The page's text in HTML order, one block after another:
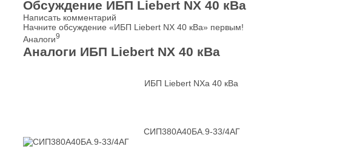
Обсуждение ИБП Liebert NX 40 кВа
Написать комментарий
Начните обсуждение «ИБП Liebert NX 40 кВа» первым!
Аналоги9
Аналоги ИБП Liebert NX 40 кВа
ИБП Liebert NXa 40 кВа
СИП380А40БА.9-33/4АГ